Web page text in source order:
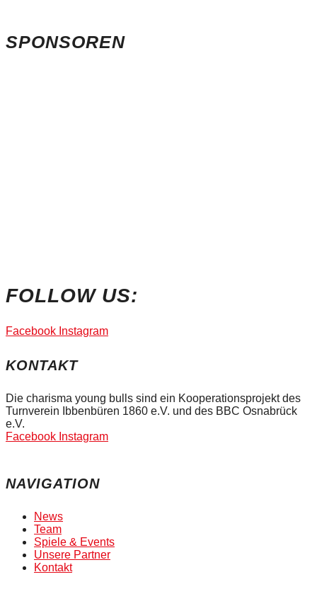
SPONSOREN
FOLLOW US:
Facebook Instagram
KONTAKT
Die charisma young bulls sind ein Kooperationsprojekt des
Turnverein Ibbenbüren 1860 e.V. und des BBC Osnabrück
e.V.
Facebook Instagram
NAVIGATION
News
Team
Spiele & Events
Unsere Partner
Kontakt